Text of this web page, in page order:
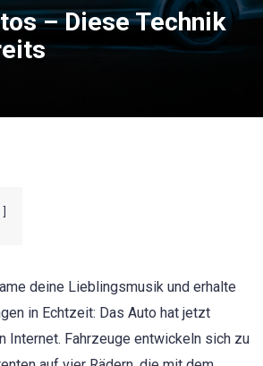
– Diese Technik
deine Lieblingsmusik und erhalte
in Echtzeit: Das Auto hat jetzt
Internet. Fahrzeuge entwickeln sich zu